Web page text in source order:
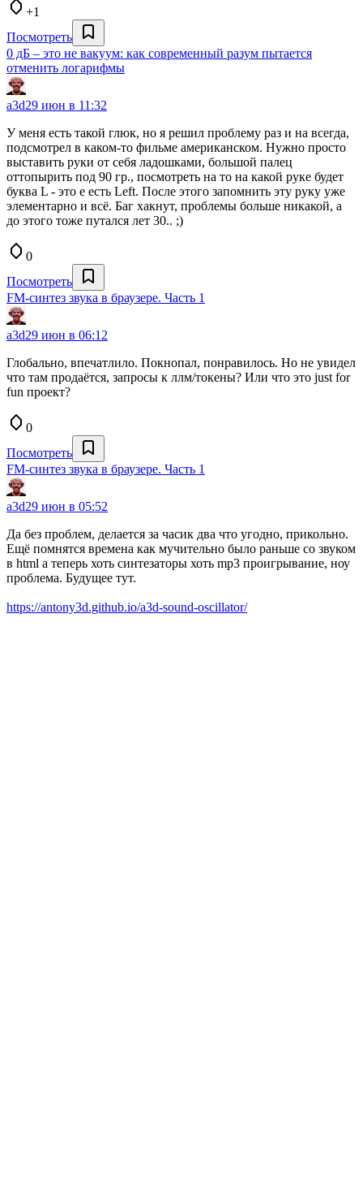
+1
Посмотреть
0 дБ – это не вакуум: как современный разум пытается
отменить логарифмы
a3d29 июн в 11:32
У меня есть такой глюк, но я решил проблему раз и на всегда,
подсмотрел в каком-то фильме американском. Нужно просто
выставить руки от себя ладошками, большой палец
оттопырить под 90 гр., посмотреть на то на какой руке будет
буква L - это е есть Left. После этого запомнить эту руку уже
элементарно и всё. Баг хакнут, проблемы больше никакой, а
до этого тоже путался лет 30.. ;)
0
Посмотреть
FM-синтез звука в браузере. Часть 1
a3d29 июн в 06:12
Глобально, впечатлило. Покнопал, понравилось. Но не увидел
что там продаётся, запросы к ллм/токены? Или что это just for
fun проект?
0
Посмотреть
FM-синтез звука в браузере. Часть 1
a3d29 июн в 05:52
Да без проблем, делается за часик два что угодно, прикольно.
Ещё помнятся времена как мучительно было раньше со звуком
в html а теперь хоть синтезаторы хоть mp3 проигрывание, ноу
проблема. Будущее тут.
https://antony3d.github.io/a3d-sound-oscillator/